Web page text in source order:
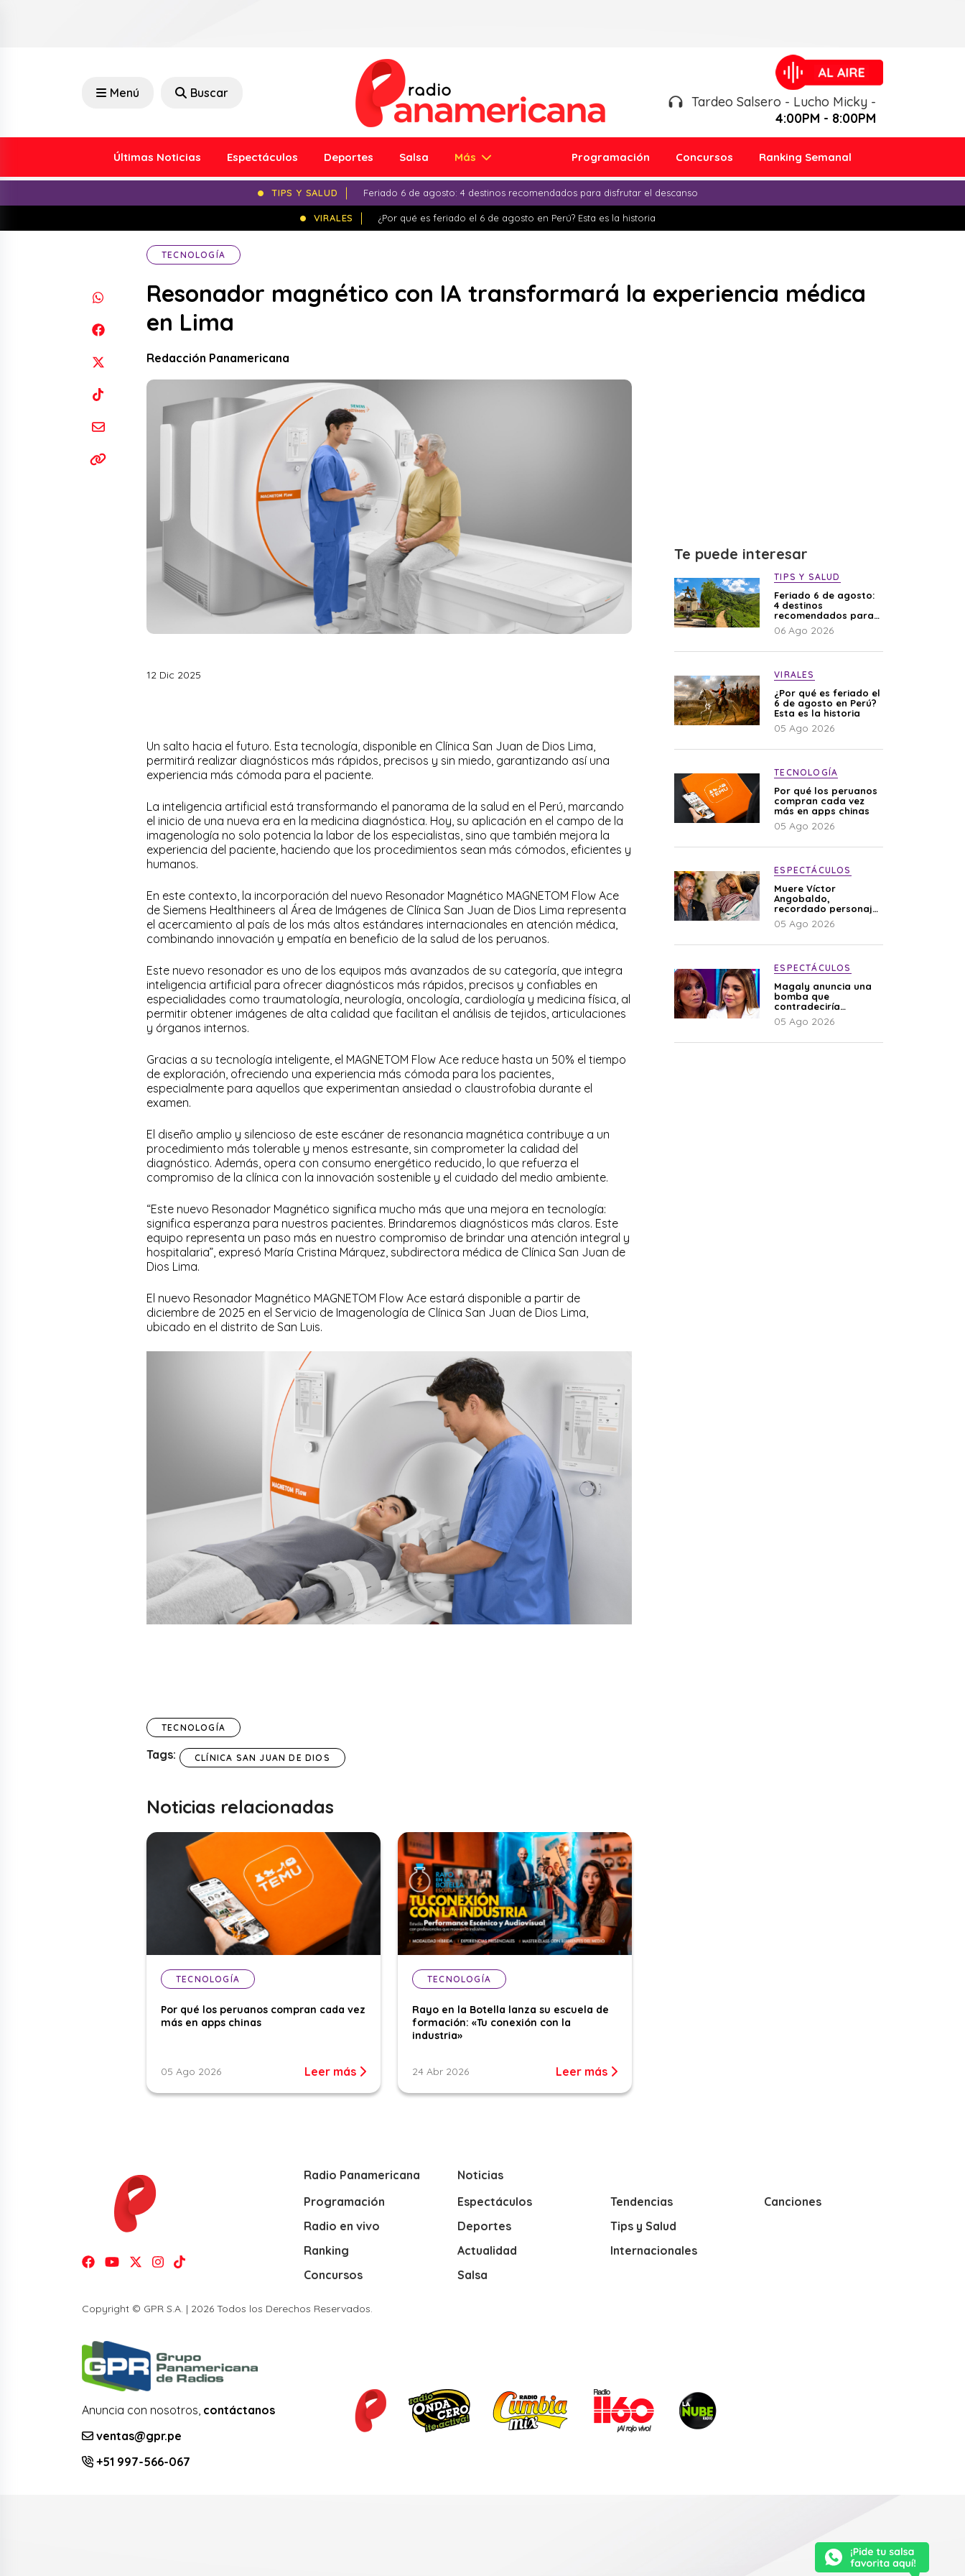
Menú Buscar
Tardeo Salsero - Lucho Micky -
4:00PM - 8:00PM
Últimas Noticias Espectáculos Deportes Salsa Más Programación Concursos Ranking Semanal
TIPS Y SALUD Feriado 6 de agosto: 4 destinos recomendados para disfrutar el descanso
VIRALES ¿Por qué es feriado el 6 de agosto en Perú? Esta es la historia
TECNOLOGÍA
Resonador magnético con IA transformará la experiencia médica
en Lima
Redacción Panamericana
12 Dic 2025
Un salto hacia el futuro. Esta tecnología, disponible en Clínica San Juan de Dios Lima,
permitirá realizar diagnósticos más rápidos, precisos y sin miedo, garantizando así una
experiencia más cómoda para el paciente.
La inteligencia artificial está transformando el panorama de la salud en el Perú, marcando
el inicio de una nueva era en la medicina diagnóstica. Hoy, su aplicación en el campo de la
imagenología no solo potencia la labor de los especialistas, sino que también mejora la
experiencia del paciente, haciendo que los procedimientos sean más cómodos, eficientes y
humanos.
En este contexto, la incorporación del nuevo Resonador Magnético MAGNETOM Flow Ace
de Siemens Healthineers al Área de Imágenes de Clínica San Juan de Dios Lima representa
el acercamiento al país de los más altos estándares internacionales en atención médica,
combinando innovación y empatía en beneficio de la salud de los peruanos.
Este nuevo resonador es uno de los equipos más avanzados de su categoría, que integra
inteligencia artificial para ofrecer diagnósticos más rápidos, precisos y confiables en
especialidades como traumatología, neurología, oncología, cardiología y medicina física, al
permitir obtener imágenes de alta calidad que facilitan el análisis de tejidos, articulaciones
y órganos internos.
Gracias a su tecnología inteligente, el MAGNETOM Flow Ace reduce hasta un 50% el tiempo
de exploración, ofreciendo una experiencia más cómoda para los pacientes,
especialmente para aquellos que experimentan ansiedad o claustrofobia durante el
examen.
El diseño amplio y silencioso de este escáner de resonancia magnética contribuye a un
procedimiento más tolerable y menos estresante, sin comprometer la calidad del
diagnóstico. Además, opera con consumo energético reducido, lo que refuerza el
compromiso de la clínica con la innovación sostenible y el cuidado del medio ambiente.
“Este nuevo Resonador Magnético significa mucho más que una mejora en tecnología:
significa esperanza para nuestros pacientes. Brindaremos diagnósticos más claros. Este
equipo representa un paso más en nuestro compromiso de brindar una atención integral y
hospitalaria”, expresó María Cristina Márquez, subdirectora médica de Clínica San Juan de
Dios Lima.
El nuevo Resonador Magnético MAGNETOM Flow Ace estará disponible a partir de
diciembre de 2025 en el Servicio de Imagenología de Clínica San Juan de Dios Lima,
ubicado en el distrito de San Luis.
TECNOLOGÍA
Tags: CLÍNICA SAN JUAN DE DIOS
Noticias relacionadas
TECNOLOGÍA
Por qué los peruanos compran cada vez
más en apps chinas
05 Ago 2026 Leer más
TECNOLOGÍA
Rayo en la Botella lanza su escuela de
formación: «Tu conexión con la
industria»
24 Abr 2026 Leer más
Te puede interesar
TIPS Y SALUD
Feriado 6 de agosto:
4 destinos
recomendados para
disfrutar el descanso
06 Ago 2026
VIRALES
¿Por qué es feriado el
6 de agosto en Perú?
Esta es la historia
05 Ago 2026
TECNOLOGÍA
Por qué los peruanos
compran cada vez
más en apps chinas
05 Ago 2026
ESPECTÁCULOS
Muere Víctor
Angobaldo,
recordado personaje
de la farándula y
expareja de Shirley
05 Ago 2026
ESPECTÁCULOS
Magaly anuncia una
bomba que
contradeciría
comunicado de La
Bella Luz: “Hay un
05 Ago 2026
Radio Panamericana
Programación
Radio en vivo
Ranking
Concursos
Noticias
Espectáculos
Deportes
Actualidad
Salsa
Tendencias
Tips y Salud
Internacionales
Canciones
Copyright © GPR S.A. | 2026 Todos los Derechos Reservados.
Anuncia con nosotros, contáctanos
ventas@gpr.pe
+51 997-566-067